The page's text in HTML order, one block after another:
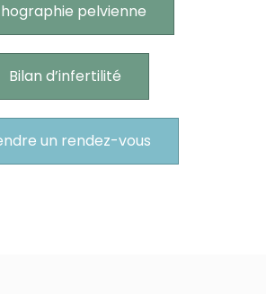
pelvienne
Bilan d’infertilité
un rendez-vous